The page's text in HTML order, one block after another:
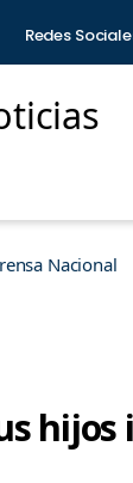
Redes
Nacional